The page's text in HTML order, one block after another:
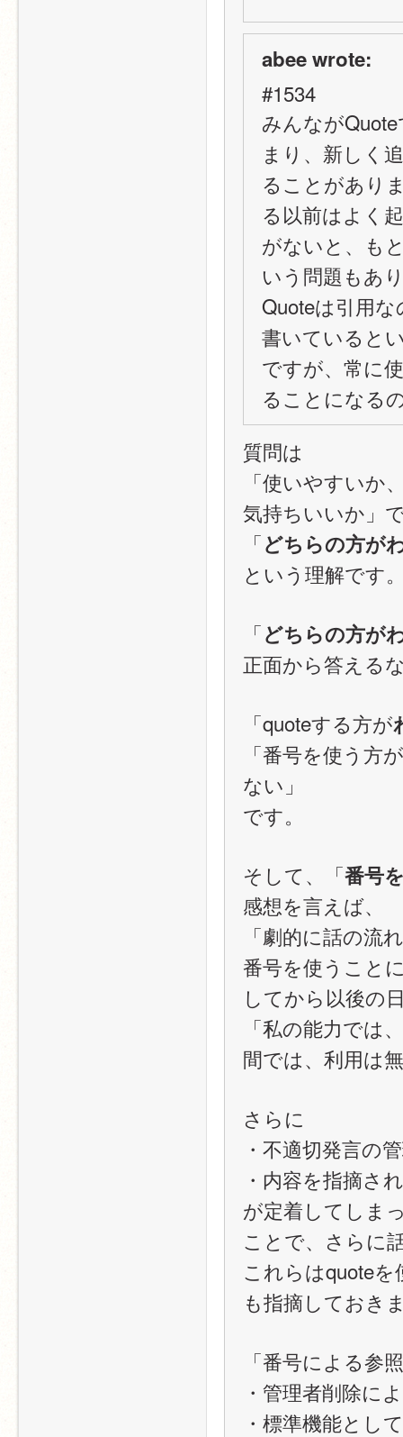
abee wrote:
#1534
みんなが
まり、新しく
ることがあり
る以前はよく
がないと、も
いう問題もあ
Quoteは引用
書いていると
ですが、常に
ることになる
質問は
「使いやすいか
気持ちいいか」
「どちらの方が
という理解です
「どちらの方が
正面から答える
「quoteする方が
「番号を使う方が
ない」
です。
そして、「番号
感想を言えば、
「劇的に話の流
番号を使うこと
してから以後の
「私の能力では
間では、利用は
さらに
・不適切発言の
・内容を指摘さ
が定着してしま
ことで、さらに
これらはquote
も指摘しておき
「番号による参
・管理者削除に
・標準機能とし